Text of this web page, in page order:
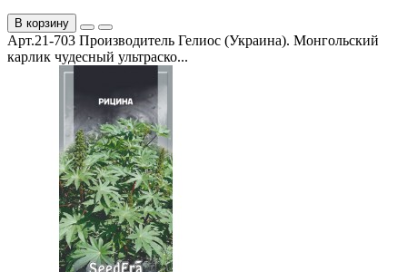
В корзину
Арт.21-703 Производитель Гелиос (Украина). Монгольский
карлик чудесный ультраско...